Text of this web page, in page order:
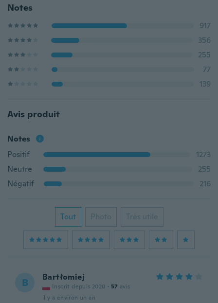
Notes
917
356
255
77
139
Avis produit
Notes
Positif
1273
Neutre
255
Négatif
216
Tout Photo Très utile
B Bartłomiej
Inscrit depuis 2020 · 57 avis
il y a environ un an